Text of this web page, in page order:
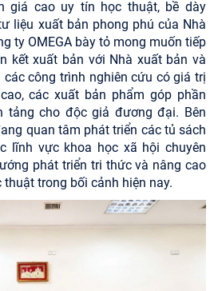
giá cao uy tín học thuật, bề dày
liệu xuất bản phong phú của Nhà
ty OMEGA bày tỏ mong muốn tiếp
kết xuất bản với Nhà xuất bản và
công trình nghiên cứu có giá trị
các xuất bản phẩm góp phần
tảng cho độc giả đương đại. Bên
quan tâm phát triển các tủ sách
lĩnh vực khoa học xã hội chuyên
phát triển tri thức và nâng cao
trong bối cảnh hiện nay.